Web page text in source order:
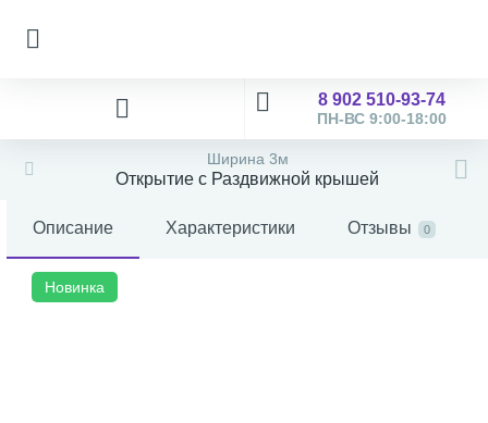
8 902 510-93-74
ПН-ВС 9:00-18:00
Ширина 3м
Открытие с Раздвижной крышей
Описание Характеристики Отзывы 0
Новинка